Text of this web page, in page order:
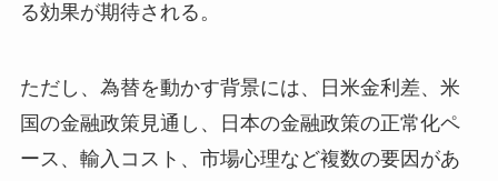
る効果が期待される。
ただし、為替を動かす背景には、日米金利差、米
国の金融政策見通し、日本の金融政策の正常化ペ
ース、輸入コスト、市場心理など複数の要因があ